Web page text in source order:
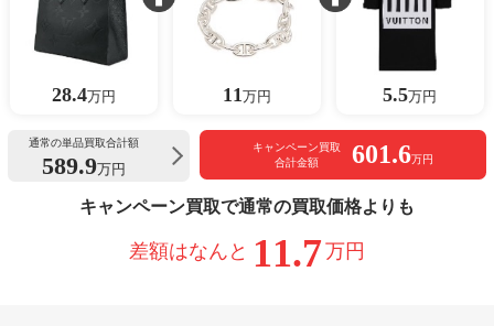
28.4万円 11 万円 5.5万円
通常の単品買取合計額
589.9万円
キャンペーン買取
合計金額
601.6万円
キャンペーン買取で通常の買取価格よりも
差額はなんと 11.7万円